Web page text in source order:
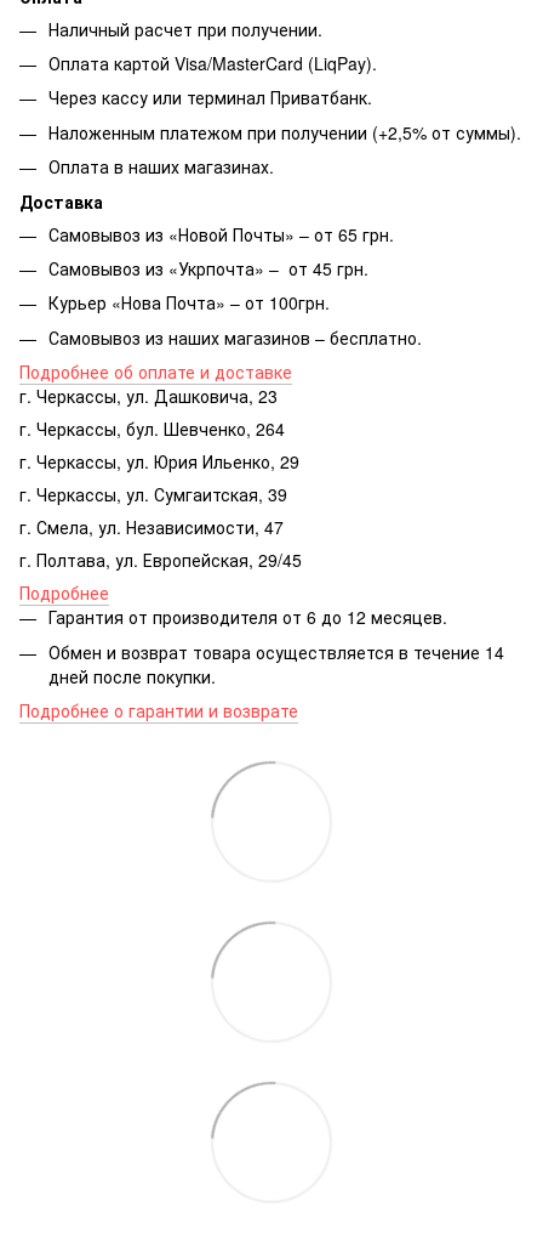
Наличный расчет при получении.
Оплата картой Visa/MasterCard (LiqPay).
Через кассу или терминал Приватбанк.
Наложенным платежом при получении (+2,5% от суммы).
Оплата в наших магазинах.
Доставка
Самовывоз из «Новой Почты» – от 65 грн.
Самовывоз из «Укрпочта» – от 45 грн.
Курьер «Нова Почта» – от 100грн.
Самовывоз из наших магазинов – бесплатно.
Подробнее об оплате и доставке
г. Черкассы, ул. Дашковича, 23
г. Черкассы, бул. Шевченко, 264
г. Черкассы, ул. Юрия Ильенко, 29
г. Черкассы, ул. Сумгаитская, 39
г. Смела, ул. Независимости, 47
г. Полтава, ул. Европейская, 29/45
Подробнее
Гарантия от производителя от 6 до 12 месяцев.
Обмен и возврат товара осуществляется в течение 14
дней после покупки.
Подробнее о гарантии и возврате